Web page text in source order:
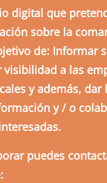
digital que
sobre la
de: Informar
a las
y además, dar
y / o
puedes